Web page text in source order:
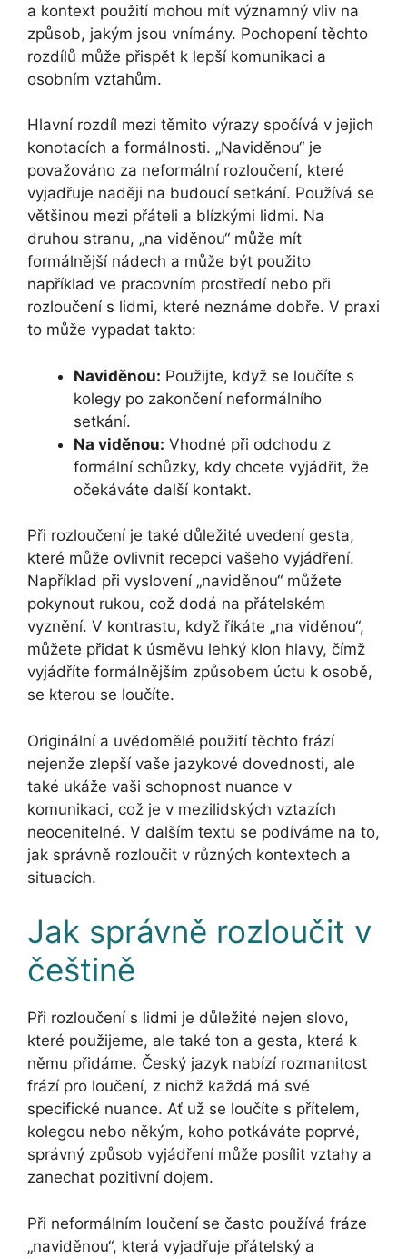
a kontext použití mohou mít významný vliv na
způsob, jakým jsou vnímány. Pochopení těchto
rozdílů může přispět k lepší komunikaci a
osobním vztahům.
Hlavní rozdíl mezi těmito výrazy spočívá v jejich
konotacích a formálnosti. „Naviděnou“ je
považováno za neformální rozloučení, které
vyjadřuje naději na budoucí setkání. Používá se
většinou mezi přáteli a blízkými lidmi. Na
druhou stranu, „na viděnou“ může mít
formálnější nádech a může být použito
například ve pracovním prostředí nebo při
rozloučení s lidmi, které neznáme dobře. V praxi
to může vypadat takto:
Naviděnou: Použijte, když se loučíte s
kolegy po zakončení neformálního
setkání.
Na viděnou: Vhodné při odchodu z
formální schůzky, kdy chcete vyjádřit, že
očekáváte další kontakt.
Při rozloučení je také důležité uvedení gesta,
které může ovlivnit recepci vašeho vyjádření.
Například při vyslovení „naviděnou“ můžete
pokynout rukou, což dodá na přátelském
vyznění. V kontrastu, když říkáte „na viděnou“,
můžete přidat k úsměvu lehký klon hlavy, čímž
vyjádříte formálnějším způsobem úctu k osobě,
se kterou se loučíte.
Originální a uvědomělé použití těchto frází
nejenže zlepší vaše jazykové dovednosti, ale
také ukáže vaši schopnost nuance v
komunikaci, což je v mezilidských vztazích
neocenitelné. V dalším textu se podíváme na to,
jak správně rozloučit v různých kontextech a
situacích.
Jak správně rozloučit v
češtině
Při rozloučení s lidmi je důležité nejen slovo,
které použijeme, ale také ton a gesta, která k
němu přidáme. Český jazyk nabízí rozmanitost
frází pro loučení, z nichž každá má své
specifické nuance. Ať už se loučíte s přítelem,
kolegou nebo někým, koho potkáváte poprvé,
správný způsob vyjádření může posílit vztahy a
zanechat pozitivní dojem.
Při neformálním loučení se často používá fráze
„naviděnou“, která vyjadřuje přátelský a